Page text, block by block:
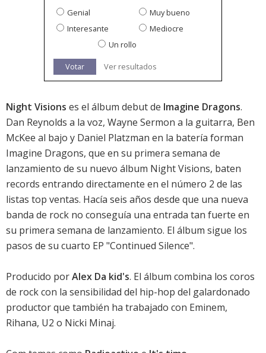
Genial
Muy bueno
Interesante
Mediocre
Un rollo
Votar Ver resultados
Night Visions es el álbum debut de Imagine Dragons.
Dan Reynolds a la voz, Wayne Sermon a la guitarra, Ben
McKee al bajo y Daniel Platzman en la batería forman
Imagine Dragons, que en su primera semana de
lanzamiento de su nuevo álbum Night Visions, baten
records entrando directamente en el número 2 de las
listas top ventas. Hacía seis años desde que una nueva
banda de rock no conseguía una entrada tan fuerte en
su primera semana de lanzamiento. El álbum sigue los
pasos de su cuarto EP "Continued Silence".
Producido porAlex Da kid's. El álbum combina los coros
de rock con la sensibilidad del hip-hop del galardonado
productor que también ha trabajado con Eminem,
Rihana, U2 o Nicki Minaj.